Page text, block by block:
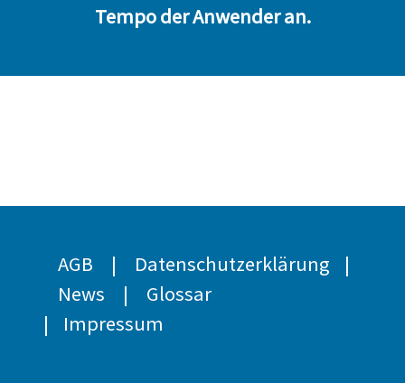
Tempo der Anwender an.
AGB | Datenschutzerklärung
|
News
|
Glossar
|
Impressum